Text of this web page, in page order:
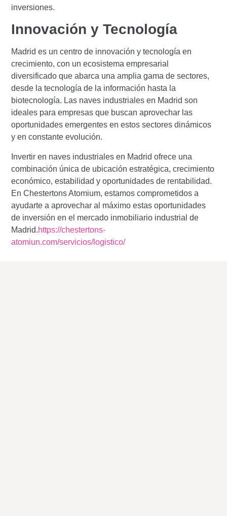
inversiones.
Innovación y Tecnología
Madrid es un centro de innovación y tecnología en
crecimiento, con un ecosistema empresarial
diversificado que abarca una amplia gama de sectores,
desde la tecnología de la información hasta la
biotecnología. Las naves industriales en Madrid son
ideales para empresas que buscan aprovechar las
oportunidades emergentes en estos sectores dinámicos
y en constante evolución.
Invertir en naves industriales en Madrid ofrece una
combinación única de ubicación estratégica, crecimiento
económico, estabilidad y oportunidades de rentabilidad.
En Chestertons Atomium, estamos comprometidos a
ayudarte a aprovechar al máximo estas oportunidades
de inversión en el mercado inmobiliario industrial de
Madrid.https://chestertons-
atomiun.com/servicios/logistico/